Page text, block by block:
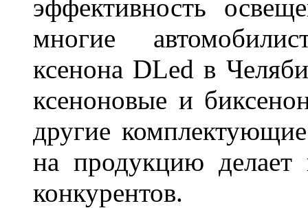
эффективность
многие
ксенона DLed в
ксеноновые и
другие
на продукцию
конкурентов.